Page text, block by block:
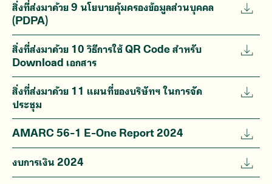
สิ่งที่ส่งมาด้วย 9 นโยบายคุ้มครองข้อมูลส่วนบุคคล
(PDPA)
สิ่งที่ส่งมาด้วย 10 วิธีการใช้ QR Code สำหรับ
Download เอกสาร
สิ่งที่ส่งมาด้วย 11 แผนที่ของบริษัทฯ ในการจัด
ประชุม
AMARC 56-1 E-One Report 2024
งบการเงิน 2024